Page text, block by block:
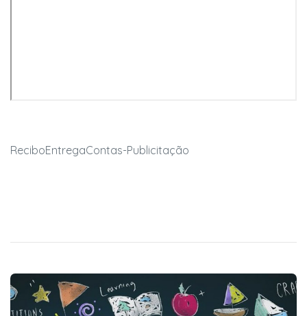
ReciboEntregaContas-Publicitação